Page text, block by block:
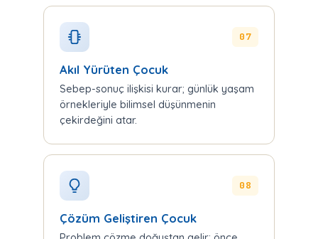
07
Akıl Yürüten Çocuk
Sebep-sonuç ilişkisi kurar; günlük yaşam
örnekleriyle bilimsel düşünmenin
çekirdeğini atar.
08
Çözüm Geliştiren Çocuk